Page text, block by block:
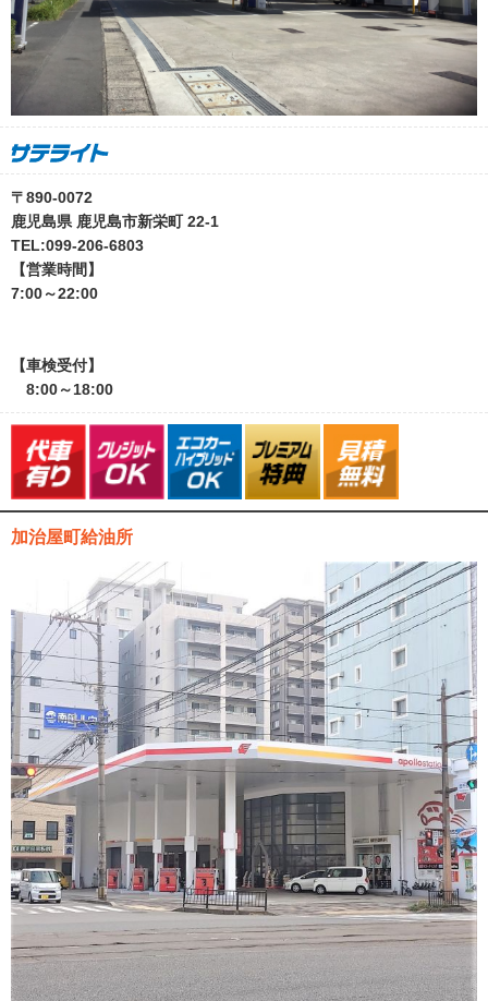
〒890-0072
鹿児島県 鹿児島市新栄町 22-1
TEL:099-206-6803
【営業時間】
7:00～22:00
【車検受付】
8:00～18:00
加治屋町給油所